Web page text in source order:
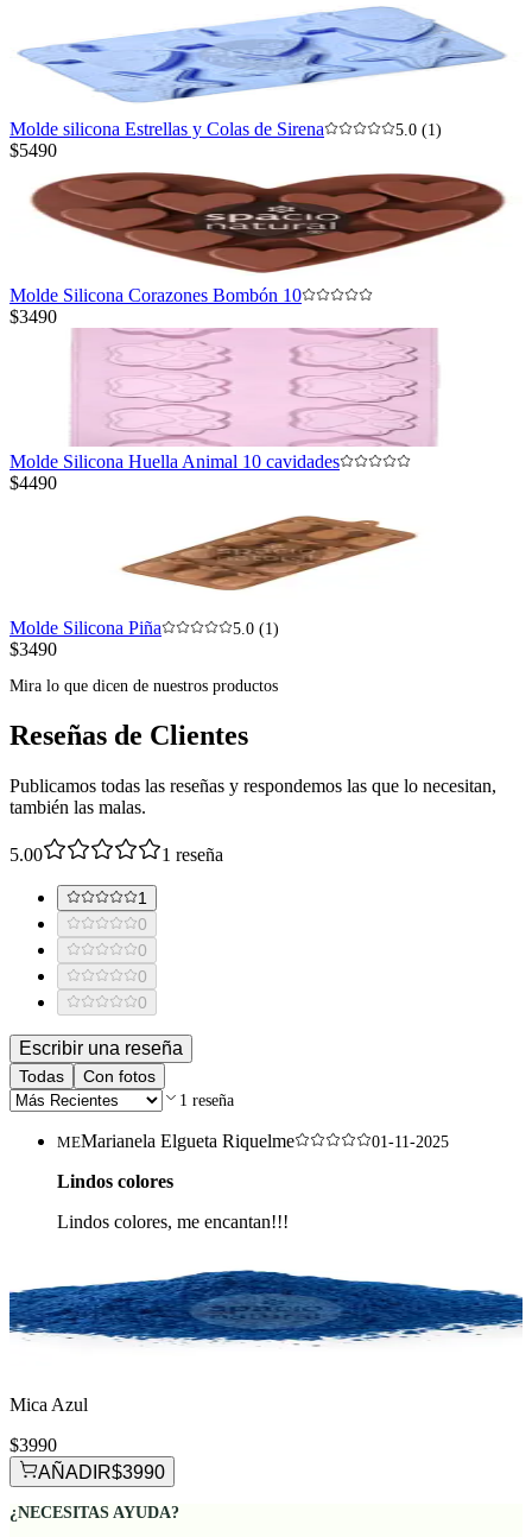
Molde silicona Estrellas y Colas de Sirena 5.0 (1)
$5490
Molde Silicona Corazones Bombón 10
$3490
Molde Silicona Huella Animal 10 cavidades
$4490
Molde Silicona Piña 5.0 (1)
$3490
Mira lo que dicen de nuestros productos
Reseñas de Clientes
Publicamos todas las reseñas y respondemos las que lo necesitan,
también las malas.
5.00 1 reseña
1
0
0
0
0
Escribir una reseña
Todas Con fotos
1 reseña
MEMarianela Elgueta Riquelme 01-11-2025
Lindos colores
Lindos colores, me encantan!!!
Mica Azul
$3990
AÑADIR$3990
¿NECESITAS AYUDA?